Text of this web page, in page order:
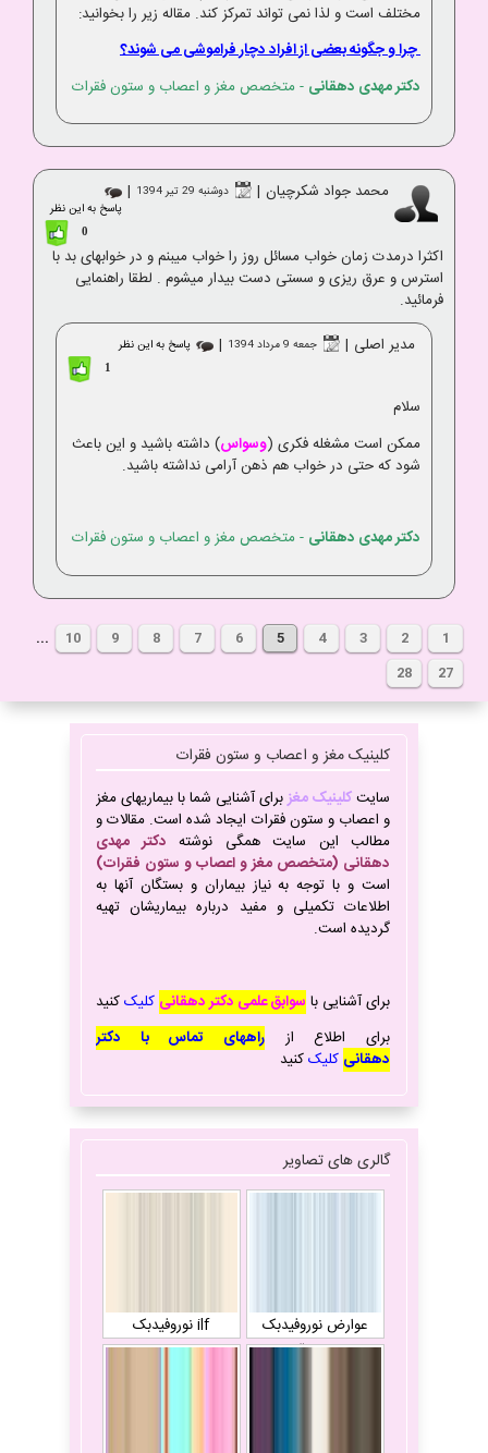
مختلف است و لذا نمی تواند تمرکز کند. مقاله زیر را بخوانید:
چرا و جگونه بعضی از افراد دچار فراموشی می شوند؟
دکتر مهدی دهقانی - متخصص مغز و اعصاب و ستون فقرات
محمد جواد شکرچیان | دوشنبه 29 تير 1394 |
پاسخ به این نظر
0
اکثرا درمدت زمان خواب مسائل روز را خواب میبنم و در خوابهای بد با
استرس و عرق ریزی و سستی دست بیدار میشوم . لطقا راهنمایی
فرمائید.
مدیر اصلی | جمعه 9 مرداد 1394 | پاسخ به این نظر
1
سلام
ممکن است مشغله فکری (وسواس) داشته باشید و این باعث
شود که حتی در خواب هم ذهن آرامی نداشته باشید.
دکتر مهدی دهقانی - متخصص مغز و اعصاب و ستون فقرات
1
2
3
4
5
6
7
8
9
10
...
27
28
کلینیک مغز و اعصاب و ستون فقرات
سایتکلینیک مغزبرای آشنایی شما با بیماریهای مغز
و اعصاب و ستون فقرات ایجاد شده است. مقالات و
مطالب این سایت همگی نوشته دکتر مهدی
دهقانی (متخصص مغز و اعصاب و ستون فقرات)
است و با توجه به نیاز بیماران و بستگان آنها به
اطلاعات تکمیلی و مفید درباره بیماریشان تهیه
گردیده است.
برای آشنایی با سوابق علمی دکتر دهقانی کلیککنید
برای اطلاع از
راههای تماس با دکتر
دهقانی کلیککنید
گالری های تصاویر
عوارض نوروفیدبک
چیست
ilf نوروفیدبک